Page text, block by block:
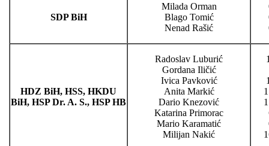
SDP BiH
Milada Orman
Blago Tomić
Nenad Rašić
HDZ BiH, HSS, HKDU
BiH, HSP Dr. A. S., HSP HB
Radoslav Luburić
Gordana Iličić
Ivica Pavković
Anita Markić
Dario Knezović
Katarina Primorac
Mario Karamatić
Milijan Nakić